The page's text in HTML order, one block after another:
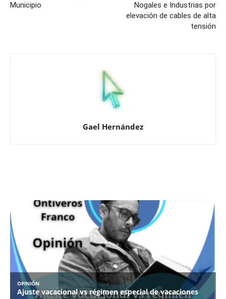
Municipio
Nogales e Industrias por
elevación de cables de alta
tensión
Gael Hernández